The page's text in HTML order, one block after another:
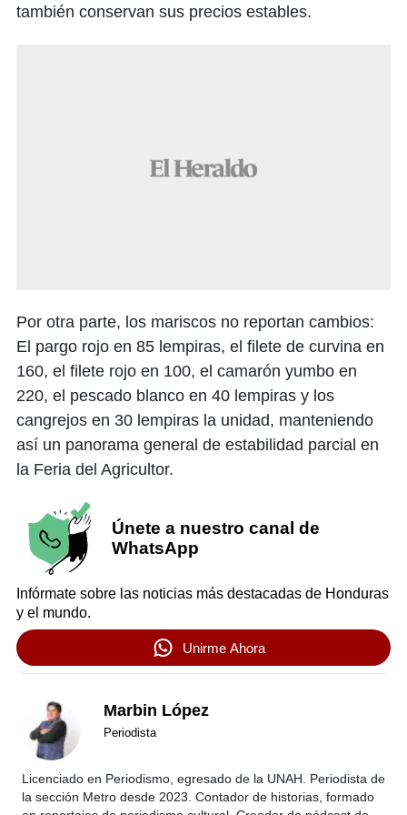
también conservan sus precios estables.
Por otra parte, los mariscos no reportan cambios:
El pargo rojo en 85 lempiras, el filete de curvina en
160, el filete rojo en 100, el camarón yumbo en
220, el pescado blanco en 40 lempiras y los
cangrejos en 30 lempiras la unidad, manteniendo
así un panorama general de estabilidad parcial en
la Feria del Agricultor.
Únete a nuestro canal de
WhatsApp
Infórmate sobre las noticias más destacadas de Honduras
y el mundo.
Unirme Ahora
Marbin López
Periodista
Licenciado en Periodismo, egresado de la UNAH. Periodista de
la sección Metro desde 2023. Contador de historias, formado